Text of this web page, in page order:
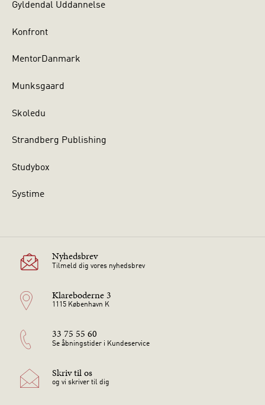
Gyldendal Uddannelse
Konfront
MentorDanmark
Munksgaard
Skoledu
Strandberg Publishing
Studybox
Systime
Nyhedsbrev
Tilmeld dig vores nyhedsbrev
Klareboderne 3
1115 København K
33 75 55 60
Se åbningstider i Kundeservice
Skriv til os
og vi skriver til dig